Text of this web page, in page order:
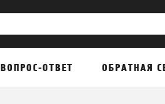
ВОПРОС-ОТВЕТ ОБРАТНАЯ